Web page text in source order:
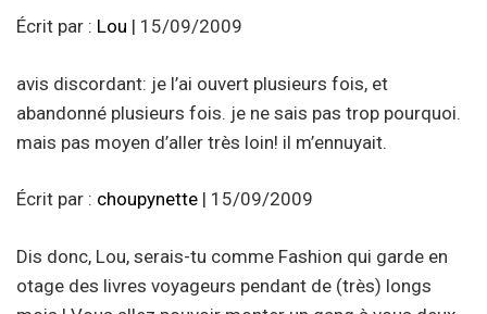
Écrit par : Lou | 15/09/2009
avis discordant: je l’ai ouvert plusieurs fois, et
abandonné plusieurs fois. je ne sais pas trop pourquoi.
mais pas moyen d’aller très loin! il m’ennuyait.
Écrit par : choupynette | 15/09/2009
Dis donc, Lou, serais-tu comme Fashion qui garde en
otage des livres voyageurs pendant de (très) longs